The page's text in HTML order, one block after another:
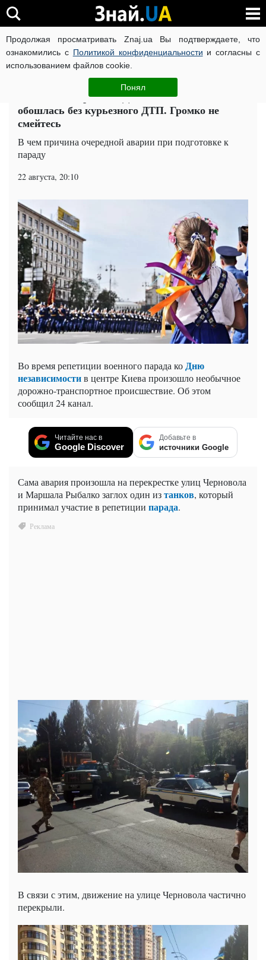
Продолжая просматривать Znaj.ua Вы подтверждаете, что
ознакомились с Политикой конфиденциальности и согласны с
использованием файлов cookie.
Понял
ВОЙНА РОССИИ ПРОТИВ УКРАИНЫ КОРОНАВИРУС В
Общество ЧИТАТИ УКРАЇНСЬКОЮ
Репетиция парада ко Дню Независимости не
обошлась без курьезного ДТП. Громко не
смейтесь
В чем причина очередной аварии при подготовке к
параду
22 августа, 20:10
Во время репетиции военного парада коДню
независимостив центре Киева произошло необычное
дорожно-транспортное происшествие. Об этом
сообщил 24 канал.
Читайте нас в
Google Discover
Добавьте в
источники Google
Сама авария произошла на перекрестке улиц Черновола
и Маршала Рыбалко заглох один изтанков, который
принимал участие в репетиции парада.
В связи с этим, движение на улице Черновола частично
перекрыли.